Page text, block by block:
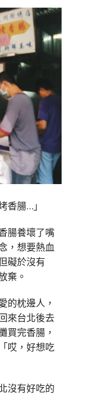
香腸…」
腸養壞了嘴
，想要熱血
礙於沒有
棄。
的枕邊人，
來台北後去
買完香腸，
哎，好想吃
沒有好吃的